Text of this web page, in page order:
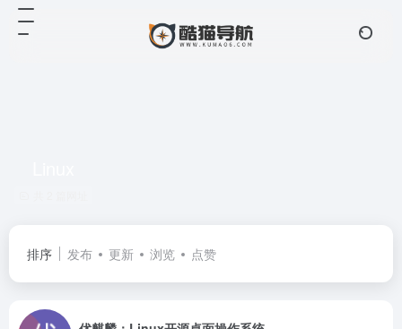
排序 发布 更新 浏览 点赞